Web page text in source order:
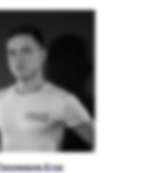
Тихомиров Егор